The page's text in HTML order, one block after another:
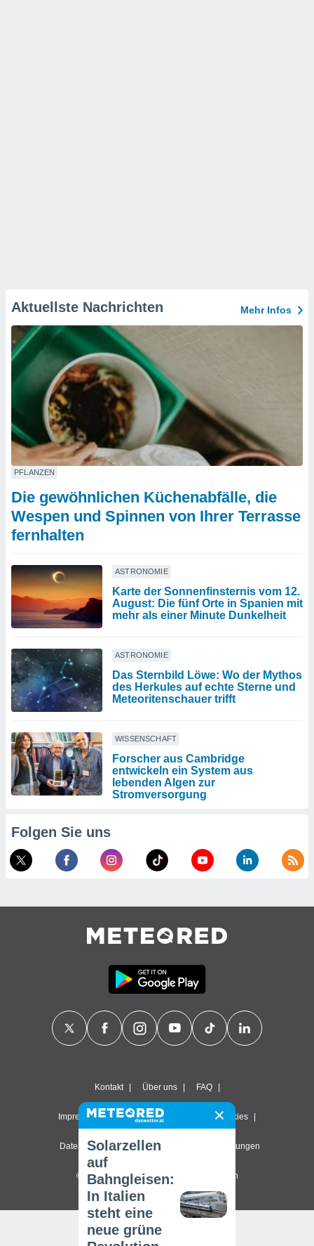
Aktuellste Nachrichten Mehr Infos
PFLANZEN
Die gewöhnlichen Küchenabfälle, die
Wespen und Spinnen von Ihrer Terrasse
fernhalten
ASTRONOMIE
Karte der Sonnenfinsternis vom 12.
August: Die fünf Orte in Spanien mit
mehr als einer Minute Dunkelheit
ASTRONOMIE
Das Sternbild Löwe: Wo der Mythos
des Herkules auf echte Sterne und
Meteoritenschauer trifft
WISSENSCHAFT
Forscher aus Cambridge
entwickeln ein System aus
lebenden Algen zur
Stromversorgung
Folgen Sie uns
Kontakt Über uns FAQ
Impressum & Nutzungsbedingungen Cookies
Datenschutzerklärung Datenschutz-Einstellungen
© 2026 Meteored. Alle Rechte vorbehalten
Solarzellen
auf
Bahngleisen:
In Italien
steht eine
neue grüne